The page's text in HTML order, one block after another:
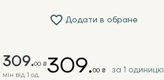
Додати в обране
309.00 ₴
мін від 1 од. 309.00 ₴ за 1 одиницю